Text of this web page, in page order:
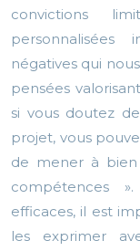
convictions
personnalisées
négatives qui
pensées
si vous doutez
projet, vous
de mener à
compétences
efficaces, il est
les exprimer